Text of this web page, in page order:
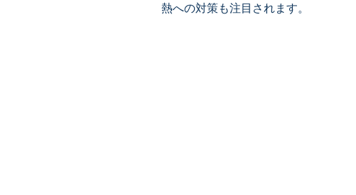
熱への対策も注目されます。